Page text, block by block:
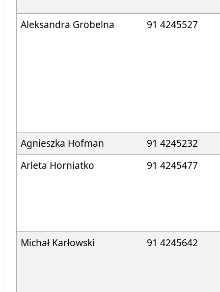
Aleksandra Grobelna 91 4245527
Agnieszka Hofman
91 4245232
Arleta Horniatko
91 4245477
Michał Karłowski 91 4245642